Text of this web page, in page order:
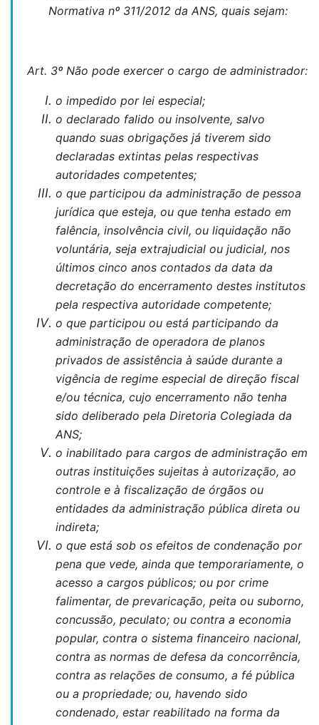
Normativa nº 311/2012 da ANS, quais sejam:
Art. 3º Não pode exercer o cargo de administrador:
o impedido por lei especial;
o declarado falido ou insolvente, salvo
quando suas obrigações já tiverem sido
declaradas extintas pelas respectivas
autoridades competentes;
o que participou da administração de pessoa
jurídica que esteja, ou que tenha estado em
falência, insolvência civil, ou liquidação não
voluntária, seja extrajudicial ou judicial, nos
últimos cinco anos contados da data da
decretação do encerramento destes institutos
pela respectiva autoridade competente;
o que participou ou está participando da
administração de operadora de planos
privados de assistência à saúde durante a
vigência de regime especial de direção fiscal
e/ou técnica, cujo encerramento não tenha
sido deliberado pela Diretoria Colegiada da
ANS;
o inabilitado para cargos de administração em
outras instituições sujeitas à autorização, ao
controle e à fiscalização de órgãos ou
entidades da administração pública direta ou
indireta;
o que está sob os efeitos de condenação por
pena que vede, ainda que temporariamente, o
acesso a cargos públicos; ou por crime
falimentar, de prevaricação, peita ou suborno,
concussão, peculato; ou contra a economia
popular, contra o sistema financeiro nacional,
contra as normas de defesa da concorrência,
contra as relações de consumo, a fé pública
ou a propriedade; ou, havendo sido
condenado, estar reabilitado na forma da